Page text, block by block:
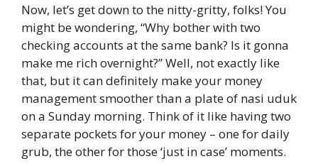
Now, let’s get down to the nitty-gritty, folks! You
might be wondering, “Why bother with two
checking accounts at the same bank? Is it gonna
make me rich overnight?” Well, not exactly like
that, but it can definitely make your money
management smoother than a plate of nasi uduk
on a Sunday morning. Think of it like having two
separate pockets for your money – one for daily
grub, the other for those ‘just in case’ moments.